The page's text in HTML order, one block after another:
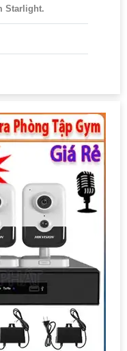
Starlight.